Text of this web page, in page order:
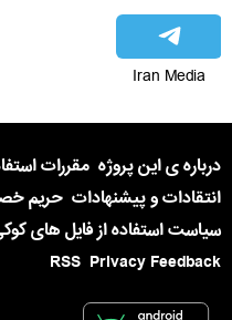
Iran Media
درباره ی این پروژه مقررات
انتقادات و پیشنهادات حریم
سیاست استفاده از فایل های
Privacy Feedback
RSS